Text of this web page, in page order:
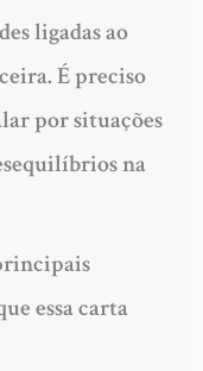
ligadas ao
É preciso
por situações
na
essa carta